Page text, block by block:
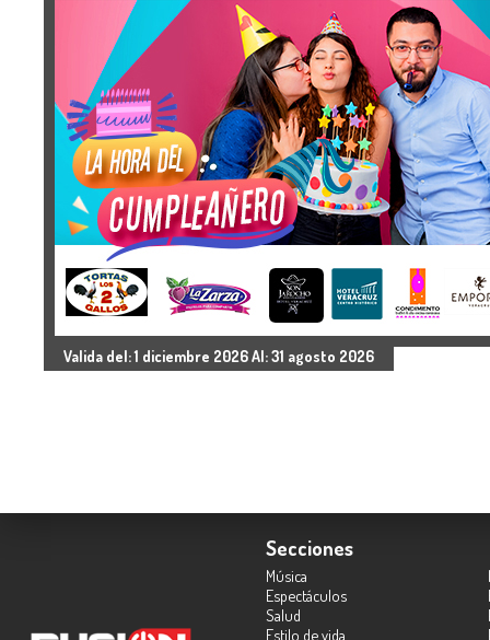
Valida del: 1 diciembre 2026 Al: 31 agosto 2026
Secciones
Música
Espectáculos
Salud
Estilo de vida